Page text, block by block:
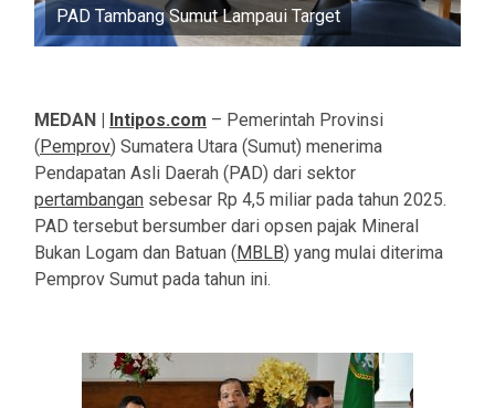
PAD Tambang Sumut Lampaui Target
MEDAN | Intipos.com – Pemerintah Provinsi
(Pemprov) Sumatera Utara (Sumut) menerima
Pendapatan Asli Daerah (PAD) dari sektor
pertambangan sebesar Rp 4,5 miliar pada tahun 2025.
PAD tersebut bersumber dari opsen pajak Mineral
Bukan Logam dan Batuan (MBLB) yang mulai diterima
Pemprov Sumut pada tahun ini.